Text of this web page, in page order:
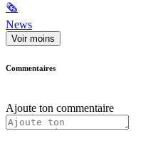
🗞
News
Voir moins
Commentaires
Ajoute ton commentaire